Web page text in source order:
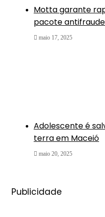
Motta garante
pacote antifraude
maio 17, 2025
Adolescente é
terra em Maceió
maio 20, 2025
Publicidade